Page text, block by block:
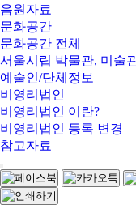
음원자료
문화공간
문화공간 전체
서울시립 박물관, 미술
예술인/단체정보
비영리법인
비영리법인 이란?
비영리법인 등록 변경
참고자료